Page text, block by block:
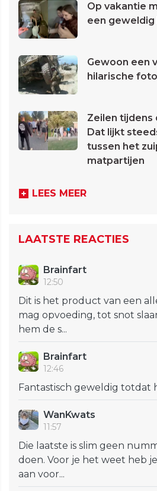
Op vakantie
een geweldig
Gewoon een
hilarische
Zeilen tijdens
Dat lijkt
tussen het
matpartijen
LEES MEER
LAATSTE REACTIES
Brainfart
12:50
Dit is het product van een
mag opvoeding, tot snot
hem de s...
Brainfart
12:46
Fantastisch geweldig totdat
WanKwats
11:57
Die laatste is slim geen
doen. Voor je het weet heb
aan voor...